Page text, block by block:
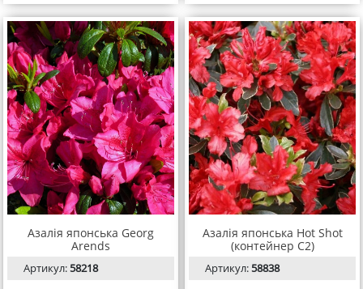
Азалія японська Georg
Arends
Артикул:58218
Азалія японська Hot Shot
(контейнер С2)
Артикул:58838